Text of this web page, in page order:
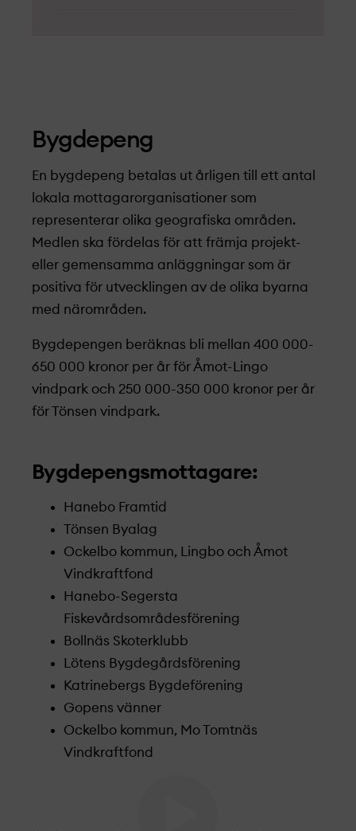
Bygdepeng
En bygdepeng betalas ut årligen till ett antal
lokala mottagarorganisationer som
representerar olika geografiska områden.
Medlen ska fördelas för att främja projekt­
eller gemensamma anläggningar som är
positiva för utvecklingen av de olika byarna
med närområden.
Bygdepengen beräknas bli mellan 400 000-
650 000 kronor per år för Åmot-Lingo
vindpark och 250 000-350 000 kronor per år
för Tönsen vindpark.
Bygdepengsmottagare:
Hanebo Framtid
Tönsen Byalag
Ockelbo kommun, Lingbo och Åmot
Vindkraftfond
Hanebo-Segersta
Fiskevårdsområdesförening
Bollnäs Skoterklubb
Lötens Bygdegårdsförening
Katrinebergs Bygdeförening
Gopens vänner
Ockelbo kommun, Mo Tomtnäs
Vindkraftfond